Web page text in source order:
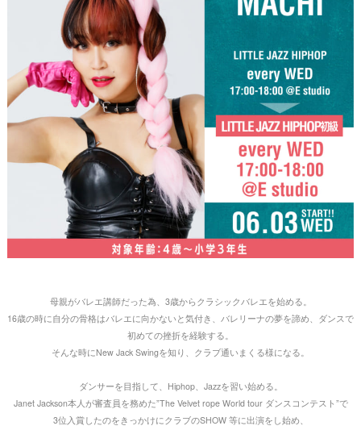
母親がバレエ講師だった為、3歳からクラシックバレエを始める。
16歳の時に自分の骨格はバレエに向かないと気付き、バレリーナの夢を諦め、ダンスで
初めての挫折を経験する。
そんな時にNew Jack Swingを知り、クラブ通いまくる様になる。
ダンサーを目指して、Hiphop、Jazzを習い始める。
Janet Jackson本人が審査員を務めた”The Velvet rope World tour ダンスコンテスト”で
3位入賞したのをきっかけにクラブのSHOW 等に出演をし始め、